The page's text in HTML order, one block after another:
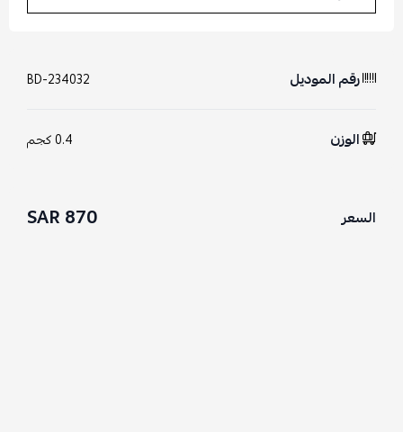
رقم الموديل BD-234032
الوزن 0.4 كجم
السعر 870 SAR